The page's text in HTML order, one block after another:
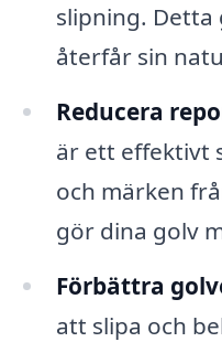
slipning.
återfår sin
Reducera
är ett effektivt
och märken
gör dina golv
Förbättra
att slipa och